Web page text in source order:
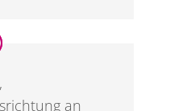
an